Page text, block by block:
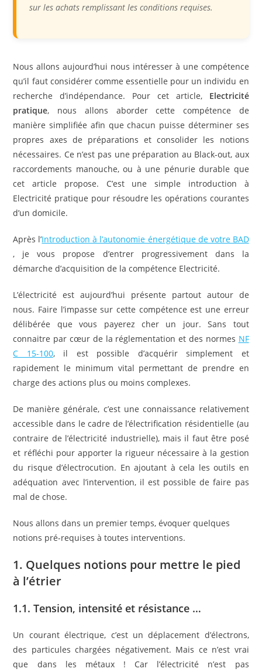
sur les achats remplissant les conditions requises.
Nous allons aujourd’hui nous intéresser à une compétence
qu’il faut considérer comme essentielle pour un individu en
recherche d’indépendance. Pour cet article, Electricité
pratique, nous allons aborder cette compétence de
manière simplifiée afin que chacun puisse déterminer ses
propres axes de préparations et consolider les notions
nécessaires. Ce n’est pas une préparation au Black-out, aux
raccordements manouche, ou à une pénurie durable que
cet article propose. C’est une simple introduction à
Electricité pratique pour résoudre les opérations courantes
d’un domicile.
Après l’Introduction à l’autonomie énergétique de votre BAD
, je vous propose d’entrer progressivement dans la
démarche d’acquisition de la compétence Electricité.
L’électricité est aujourd’hui présente partout autour de
nous. Faire l’impasse sur cette compétence est une erreur
délibérée que vous payerez cher un jour. Sans tout
connaitre par cœur de la réglementation et des normes NF
C 15-100, il est possible d’acquérir simplement et
rapidement le minimum vital permettant de prendre en
charge des actions plus ou moins complexes.
De manière générale, c’est une connaissance relativement
accessible dans le cadre de l’électrification résidentielle (au
contraire de l’électricité industrielle), mais il faut être posé
et réfléchi pour apporter la rigueur nécessaire à la gestion
du risque d’électrocution. En ajoutant à cela les outils en
adéquation avec l’intervention, il est possible de faire pas
mal de chose.
Nous allons dans un premier temps, évoquer quelques
notions pré-requises à toutes interventions.
1. Quelques notions pour mettre le pied
à l’étrier
1.1. Tension, intensité et résistance …
Un courant électrique, c’est un déplacement d’électrons,
des particules chargées négativement. Mais ce n’est vrai
que dans les métaux ! Car l’électricité n’est pas